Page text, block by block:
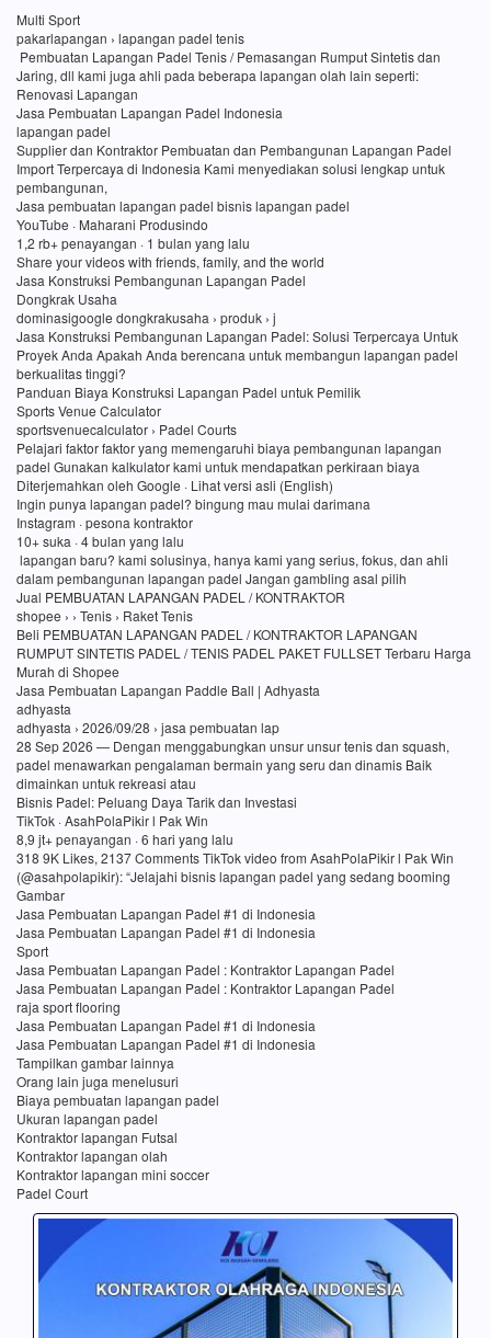
Multi Sport
pakarlapangan › lapangan padel tenis
Pembuatan Lapangan Padel Tenis / Pemasangan Rumput Sintetis dan
Jaring, dll kami juga ahli pada beberapa lapangan olah lain seperti:
Renovasi Lapangan
Jasa Pembuatan Lapangan Padel Indonesia
lapangan padel
Supplier dan Kontraktor Pembuatan dan Pembangunan Lapangan Padel
Import Terpercaya di Indonesia Kami menyediakan solusi lengkap untuk
pembangunan,
Jasa pembuatan lapangan padel bisnis lapangan padel
YouTube · Maharani Produsindo
1,2 rb+ penayangan · 1 bulan yang lalu
Share your videos with friends, family, and the world
Jasa Konstruksi Pembangunan Lapangan Padel
Dongkrak Usaha
dominasigoogle dongkrakusaha › produk › j
Jasa Konstruksi Pembangunan Lapangan Padel: Solusi Terpercaya Untuk
Proyek Anda Apakah Anda berencana untuk membangun lapangan padel
berkualitas tinggi?
Panduan Biaya Konstruksi Lapangan Padel untuk Pemilik
Sports Venue Calculator
sportsvenuecalculator › Padel Courts
Pelajari faktor faktor yang memengaruhi biaya pembangunan lapangan
padel Gunakan kalkulator kami untuk mendapatkan perkiraan biaya
Diterjemahkan oleh Google · Lihat versi asli (English)
Ingin punya lapangan padel? bingung mau mulai darimana
Instagram · pesona kontraktor
10+ suka · 4 bulan yang lalu
lapangan baru? kami solusinya, hanya kami yang serius, fokus, dan ahli
dalam pembangunan lapangan padel Jangan gambling asal pilih
Jual PEMBUATAN LAPANGAN PADEL / KONTRAKTOR
shopee › › Tenis › Raket Tenis
Beli PEMBUATAN LAPANGAN PADEL / KONTRAKTOR LAPANGAN
RUMPUT SINTETIS PADEL / TENIS PADEL PAKET FULLSET Terbaru Harga
Murah di Shopee
Jasa Pembuatan Lapangan Paddle Ball | Adhyasta
adhyasta
adhyasta › 2026/09/28 › jasa pembuatan lap
28 Sep 2026 — Dengan menggabungkan unsur unsur tenis dan squash,
padel menawarkan pengalaman bermain yang seru dan dinamis Baik
dimainkan untuk rekreasi atau
Bisnis Padel: Peluang Daya Tarik dan Investasi
TikTok · AsahPolaPikir l Pak Win
8,9 jt+ penayangan · 6 hari yang lalu
318 9K Likes, 2137 Comments TikTok video from AsahPolaPikir l Pak Win
(@asahpolapikir): “Jelajahi bisnis lapangan padel yang sedang booming
Gambar
Jasa Pembuatan Lapangan Padel #1 di Indonesia
Jasa Pembuatan Lapangan Padel #1 di Indonesia
Sport
Jasa Pembuatan Lapangan Padel : Kontraktor Lapangan Padel
Jasa Pembuatan Lapangan Padel : Kontraktor Lapangan Padel
raja sport flooring
Jasa Pembuatan Lapangan Padel #1 di Indonesia
Jasa Pembuatan Lapangan Padel #1 di Indonesia
Tampilkan gambar lainnya
Orang lain juga menelusuri
Biaya pembuatan lapangan padel
Ukuran lapangan padel
Kontraktor lapangan Futsal
Kontraktor lapangan olah
Kontraktor lapangan mini soccer
Padel Court